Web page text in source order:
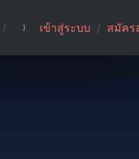
/ เข้าสู่ระบบ / สมัคร